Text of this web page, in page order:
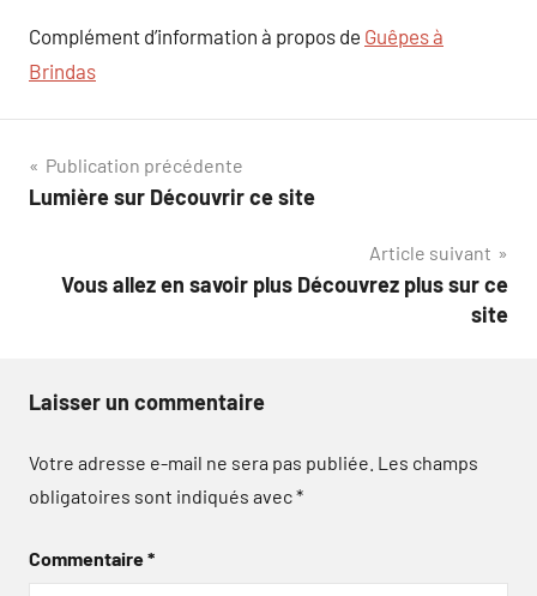
Complément d’information à propos de Guêpes à
Brindas
Navigation
de
Publication précédente
Lumière sur Découvrir ce site
Article suivant
Vous allez en savoir plus Découvrez plus sur ce
site
Laisser un commentaire
Votre adresse e-mail ne sera pas publiée. Les champs
obligatoires sont indiqués avec*
Commentaire*